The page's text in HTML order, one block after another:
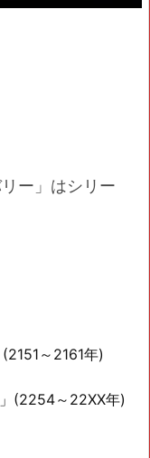
ー」はシリー
～2161年)
(2254～22XX年)